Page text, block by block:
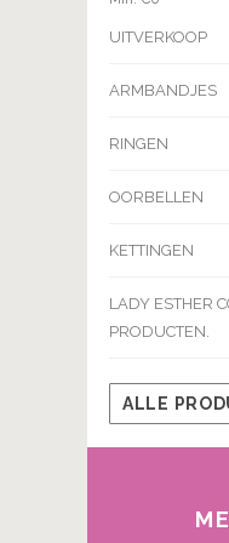
UITVERKOOP
ARMBANDJES
RINGEN
OORBELLEN
KETTINGEN
LADY ESTHER
PRODUCTEN.
ALLE